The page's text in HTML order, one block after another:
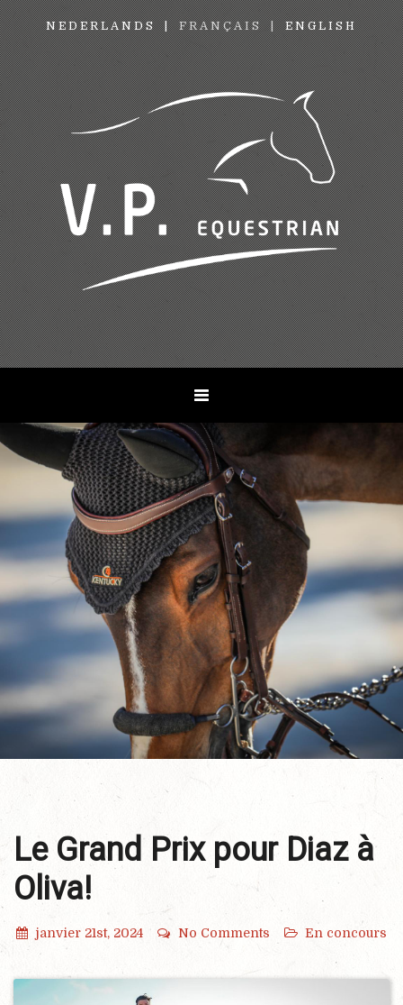
NEDERLANDS FRANÇAIS ENGLISH
Le Grand Prix pour Diaz à
Oliva!
janvier 21st, 2024 No Comments En concours